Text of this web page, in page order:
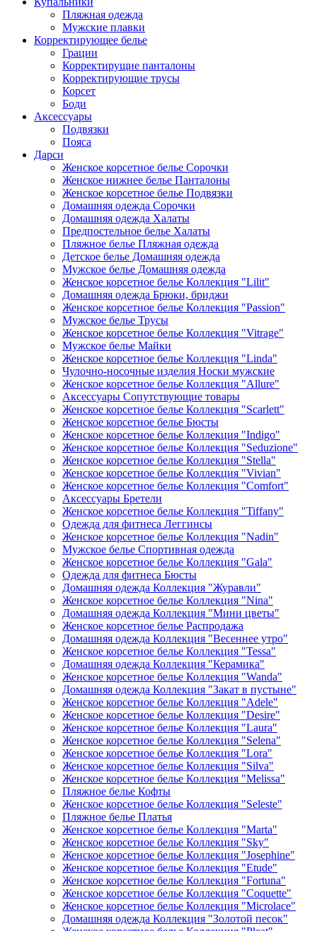
Пляжная одежда
Мужские плавки
Корректирующее белье
Грации
Корректирущие панталоны
Корректирующие трусы
Корсет
Боди
Аксессуары
Подвязки
Пояса
Дарси
Женское корсетное белье Сорочки
Женское нижнее белье Панталоны
Женское корсетное белье Подвязки
Домашняя одежда Сорочки
Домашняя одежда Халаты
Предпостельное белье Халаты
Пляжное белье Пляжная одежда
Детское белье Домашняя одежда
Мужское белье Домашняя одежда
Женское корсетное белье Коллекция "Lilit"
Домашняя одежда Брюки, бриджи
Женское корсетное белье Коллекция "Passion"
Мужское белье Трусы
Женское корсетное белье Коллекция "Vitrage"
Мужское белье Майки
Женское корсетное белье Коллекция "Linda"
Чулочно-носочные изделия Носки мужские
Женское корсетное белье Коллекция "Allure"
Аксессуары Сопутствующие товары
Женское корсетное белье Коллекция "Scarlett"
Женское корсетное белье Бюсты
Женское корсетное белье Коллекция "Indigo"
Женское корсетное белье Коллекция "Seduzione"
Женское корсетное белье Коллекция "Stella"
Женское корсетное белье Коллекция "Vivian"
Женское корсетное белье Коллекция "Comfort"
Аксессуары Бретели
Женское корсетное белье Коллекция "Tiffany"
Одежда для фитнеса Леггинсы
Женское корсетное белье Коллекция "Nadin"
Мужское белье Спортивная одежда
Женское корсетное белье Коллекция "Gala"
Одежда для фитнеса Бюсты
Домашняя одежда Коллекция "Журавли"
Женское корсетное белье Коллекция "Nina"
Домашняя одежда Коллекция "Мини цветы"
Женское корсетное белье Распродажа
Домашняя одежда Коллекция "Весеннее утро"
Женское корсетное белье Коллекция "Tessa"
Домашняя одежда Коллекция "Керамика"
Женское корсетное белье Коллекция "Wanda"
Домашняя одежда Коллекция "Закат в пустыне"
Женское корсетное белье Коллекция "Adele"
Женское корсетное белье Коллекция "Desire"
Женское корсетное белье Коллекция "Laura"
Женское корсетное белье Коллекция "Selena"
Женское корсетное белье Коллекция "Lora"
Женское корсетное белье Коллекция "Silva"
Женское корсетное белье Коллекция "Melissa"
Пляжное белье Кофты
Женское корсетное белье Коллекция "Seleste"
Пляжное белье Платья
Женское корсетное белье Коллекция "Marta"
Женское корсетное белье Коллекция "Sky"
Женское корсетное белье Коллекция "Josephine"
Женское корсетное белье Коллекция "Etude"
Женское корсетное белье Коллекция "Fortuna"
Женское корсетное белье Коллекция "Coquette"
Женское корсетное белье Коллекция "Microlace"
Домашняя одежда Коллекция "Золотой песок"